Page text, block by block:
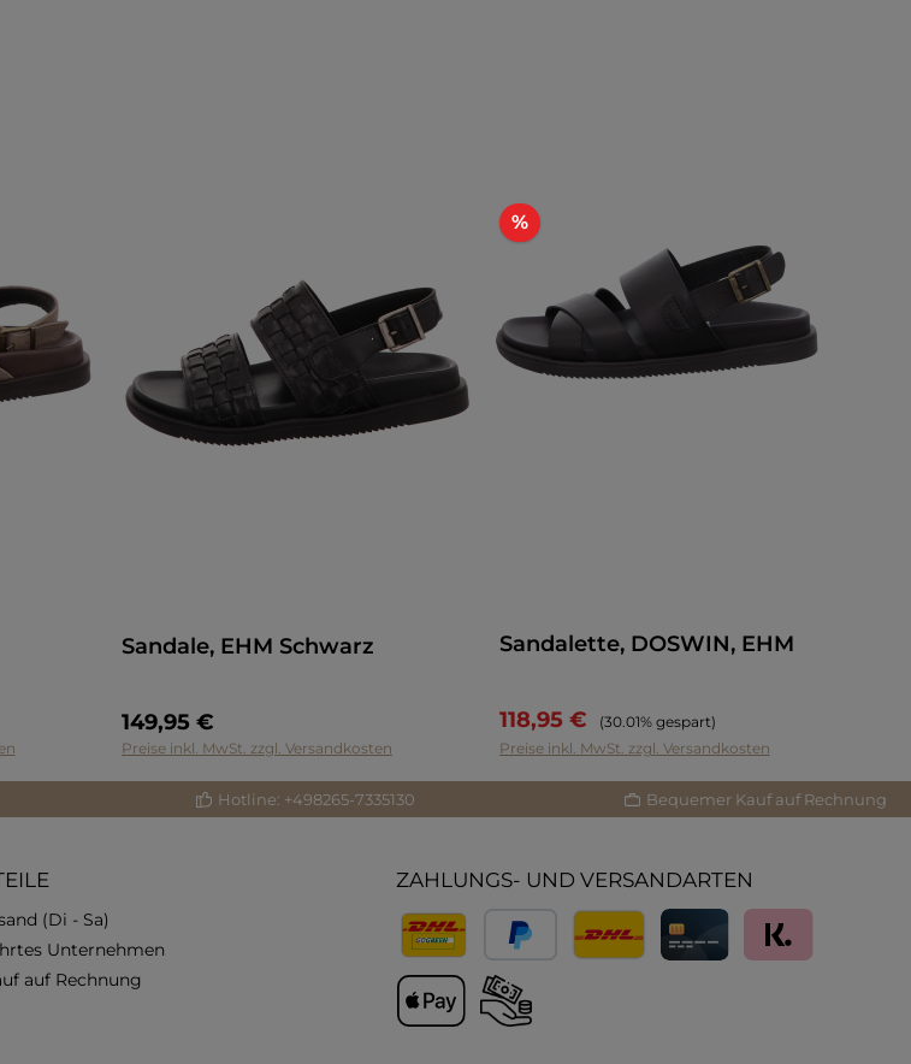
Sandale, EHM Schwarz
149,95 €
Preise inkl. MwSt. zzgl. Versandkosten
%Rabatt
Sandalette, DOSWIN, EHM
118,95 € Regulärer Preis:
(30.01% gespart)
Preise inkl. MwSt. zzgl. Versandkosten
Hotline: +498265-7335130 Bequemer Kauf auf Rechnung
(Di - Sa)
Unternehmen
auf Rechnung
ZAHLUNGS- UND VERSANDARTEN
PayPal
Versand